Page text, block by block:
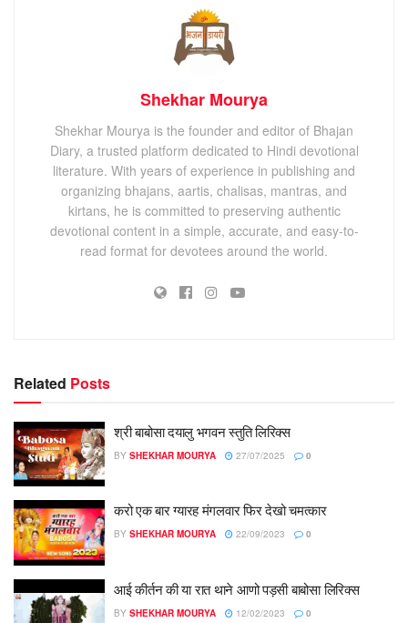
Shekhar Mourya
Shekhar Mourya is the founder and editor of Bhajan
Diary, a trusted platform dedicated to Hindi devotional
literature. With years of experience in publishing and
organizing bhajans, aartis, chalisas, mantras, and
kirtans, he is committed to preserving authentic
devotional content in a simple, accurate, and easy-to-
read format for devotees around the world.
Related Posts
श्री बाबोसा दयालु भगवन स्तुति लिरिक्स
BY SHEKHAR MOURYA 27/07/2025 0
करो एक बार ग्यारह मंगलवार फिर देखो चमत्कार
BY SHEKHAR MOURYA 22/09/2023 0
आई कीर्तन की या रात थाने आणो पड़सी बाबोसा लिरिक्स
BY SHEKHAR MOURYA 12/02/2023 0